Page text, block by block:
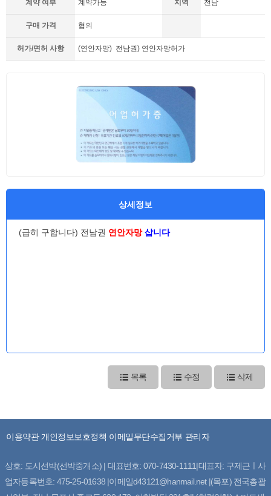
계약 여부 계약가능 지역 전남
구매 가격 협의
허가/면허 사항 (연안자망) 전남권) 연안자망허가
상세정보
(급히 구합니다) 전남권 연안자망삽니다
목록 수정 삭제
이용약관 개인정보보호정책 이메일무단수집거부 관리자
상호: 도시선박(선박중개소) | 대표번호: 070-7430-1111|대표자: 구제근ㅣ사
업자등록번호: 475-25-01638 |이메일d43121@hanmail.net |(목포) 전국총괄